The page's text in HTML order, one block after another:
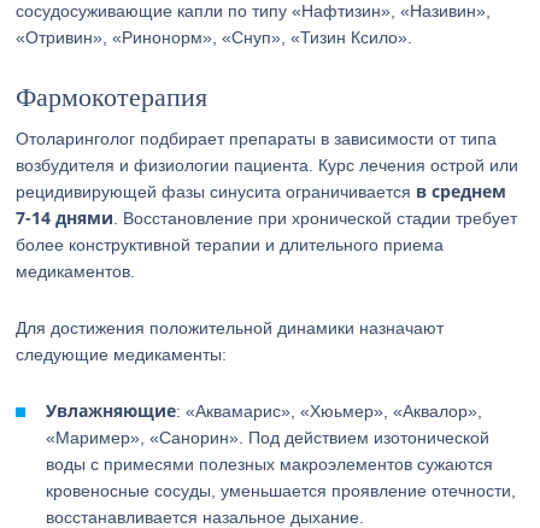
сосудосуживающие капли по типу «Нафтизин», «Називин»,
«Отривин», «Ринонорм», «Снуп», «Тизин Ксило».
Фармокотерапия
Отоларинголог подбирает препараты в зависимости от типа
возбудителя и физиологии пациента. Курс лечения острой или
рецидивирующей фазы синусита ограничивается в среднем
7-14 днями . Восстановление при хронической стадии требует
более конструктивной терапии и длительного приема
медикаментов.
Для достижения положительной динамики назначают
следующие медикаменты:
Увлажняющие: «Аквамарис», «Хюьмер», «Аквалор»,
«Маример», «Санорин». Под действием изотонической
воды с примесями полезных макроэлементов сужаются
кровеносные сосуды, уменьшается проявление отечности,
восстанавливается назальное дыхание.